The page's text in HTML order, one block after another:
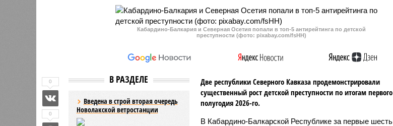
Кабардино-Балкария и Северная Осетия попали в топ-5 антирейтинга по детской
преступности (фото: pixabay.com/fsHH)
В РАЗДЕЛЕ
Введена в строй вторая очередь
Новолакской ветростанции
Две республики Северного Кавказа продемонстрировали
существенный рост детской преступности по итогам первого
полугодия 2026-го.
В Кабардино-Балкарской Республике за первые шесть
0
0